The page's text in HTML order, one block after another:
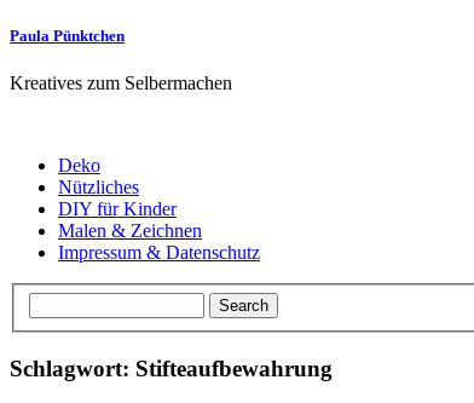
Paula Pünktchen
Kreatives zum Selbermachen
Deko
Nützliches
DIY für Kinder
Malen & Zeichnen
Impressum & Datenschutz
Schlagwort: Stifteaufbewahrung